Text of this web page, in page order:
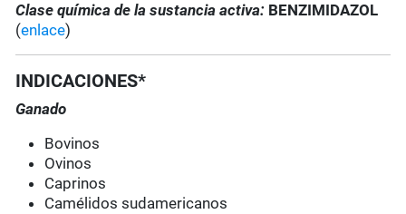
Clase química de la sustancia activa: BENZIMIDAZOL
(enlace)
INDICACIONES*
Ganado
Bovinos
Ovinos
Caprinos
Camélidos sudamericanos